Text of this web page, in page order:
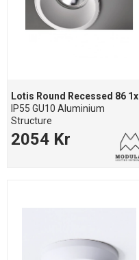
Lotis Round Recessed 86 1x
IP55 GU10 Aluminium
Structure
2054 Kr